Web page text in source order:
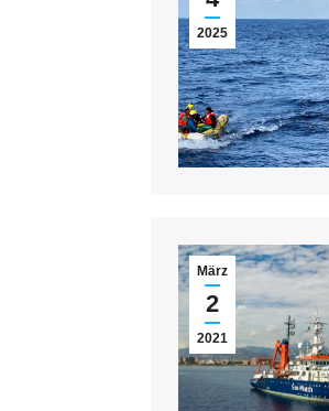
2025
März
2
2021